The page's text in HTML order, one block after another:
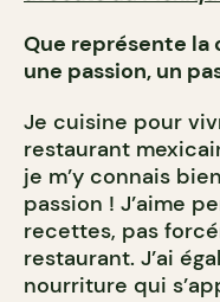
Que représente la
une passion, un
Je cuisine pour
restaurant
je m’y connais
passion ! J’aime
recettes, pas
restaurant. J’ai
nourriture qui